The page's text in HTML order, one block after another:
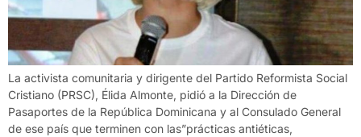
La activista comunitaria y dirigente del Partido Reformista Social
Cristiano (PRSC), Élida Almonte, pidió a la Dirección de
Pasaportes de la República Dominicana y al Consulado General
de ese país que terminen con las”prácticas antiéticas,